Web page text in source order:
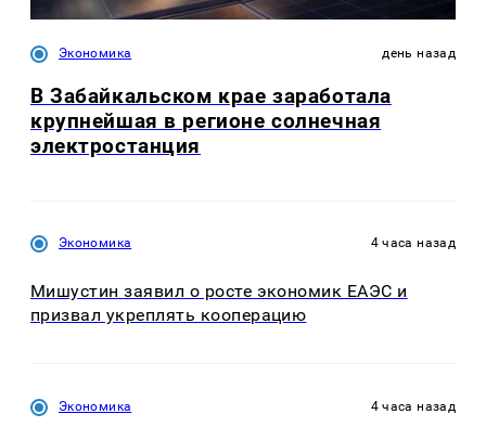
Экономика день назад
В Забайкальском крае заработала
крупнейшая в регионе солнечная
электростанция
Экономика 4 часа назад
Мишустин заявил о росте экономик ЕАЭС и
призвал укреплять кооперацию
Экономика 4 часа назад